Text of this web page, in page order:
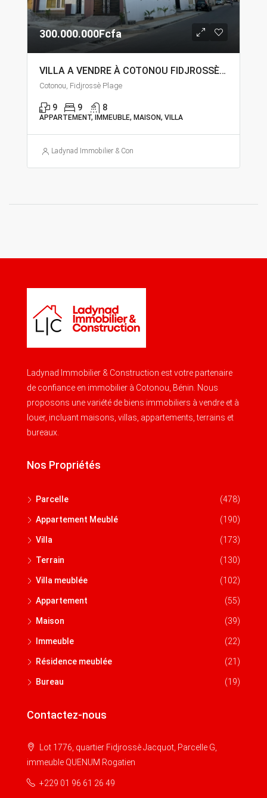
300.000.000Fcfa
VILLA A VENDRE À COTONOU FIDJROSSÈ PLAGE
Cotonou, Fidjrossè Plage
9 9 8
APPARTEMENT, IMMEUBLE, MAISON, VILLA
Ladynad Immobilier & Construction
Ladynad Immobilier & Construction est votre partenaire
de confiance en immobilier à Cotonou, Bénin. Nous
proposons une variété de biens immobiliers à vendre et à
louer, incluant maisons, villas, appartements, terrains et
bureaux.
Nos Propriétés
Parcelle (478)
Appartement Meublé (190)
Villa (173)
Terrain (130)
Villa meublée (102)
Appartement (55)
Maison (39)
Immeuble (22)
Résidence meublée (21)
Bureau (19)
Contactez-nous
Lot 1776, quartier Fidjrossè Jacquot, Parcelle G,
immeuble QUENUM Rogatien
+229 01 96 61 26 49